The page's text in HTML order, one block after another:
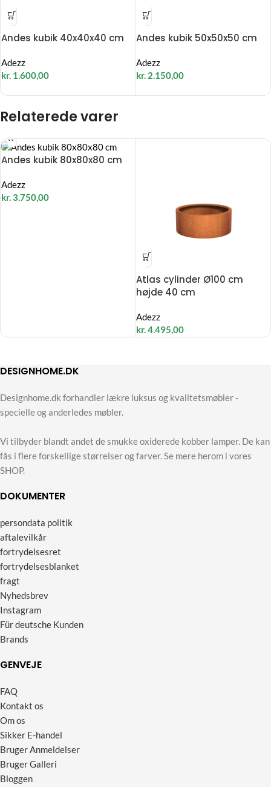
Andes kubik 40x40x40 cm
Adezz
kr. 1.600,00
Andes kubik 50x50x50 cm
Adezz
kr. 2.150,00
Relaterede varer
Andes kubik 80x80x80 cm
Adezz
kr.3.750,00
Atlas cylinder Ø100 cm
højde 40 cm
Adezz
kr.4.495,00
DESIGNHOME.DK
Designhome.dk forhandler lækre luksus og kvalitetsmøbler -
specielle og anderledes møbler.
Vi tilbyder blandt andet de smukke oxiderede kobber lamper. De kan
fås i flere forskellige størrelser og farver. Se mere herom i vores
SHOP.
DOKUMENTER
persondata politik
aftalevilkår
fortrydelsesret
fortrydelsesblanket
fragt
Nyhedsbrev
Instagram
Für deutsche Kunden
Brands
GENVEJE
FAQ
Kontakt os
Om os
Sikker E-handel
Bruger Anmeldelser
Bruger Galleri
Bloggen